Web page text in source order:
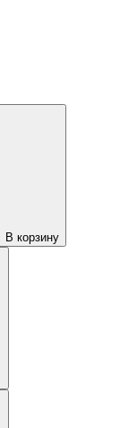
В корзину